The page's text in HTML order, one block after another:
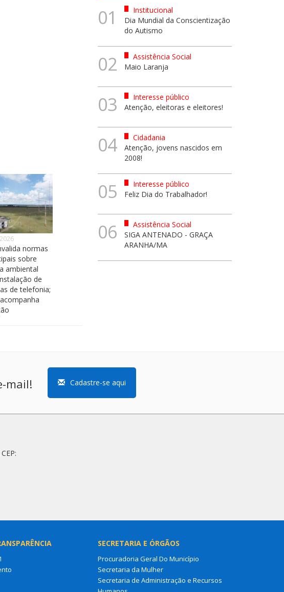
normas
sobre
ambiental
de
de telefonia;
01
Institucional
Dia Mundial da Conscientização
do Autismo
02
Assistência Social
Maio Laranja
03
Interesse público
Atenção, eleitoras e eleitores!
04
Cidadania
Atenção, jovens nascidos em
2008!
05
Interesse público
Feliz Dia do Trabalhador!
06
Assistência Social
SIGA ANTENADO - GRAÇA
ARANHA/MA
mail! Cadastre-se aqui
SECRETARIA E ÓRGÃOS
Procuradoria Geral Do Município
Secretaria da Mulher
Secretaria de Administração e Recursos